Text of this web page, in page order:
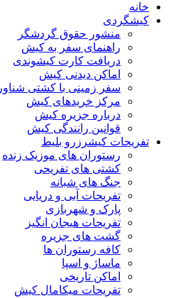
خانه
کیشگردی
منشور حقوق گردشگر
راهنمای سفر به کیش
دریافت کارت کیشوندی
اماکن دیدنی کیش
سفر زمینی با کشتی شناور
مرکز خریدهای کیش
درباره جزیره کیش
قوانین رانندگی کیش
تفریحات کیشرزرو بلیط
رستوران های موزیک زنده
کشتی های تفریحی
جنگ های شبانه
تفریحات آبی و دریایی
پارک و شهربازی
تفریحات هیجان انگیز
گشت های جزیره
کافه رستوران ها
ماساژ و اسپا
اماکن تاریخی
تفریحات میکامال کیش